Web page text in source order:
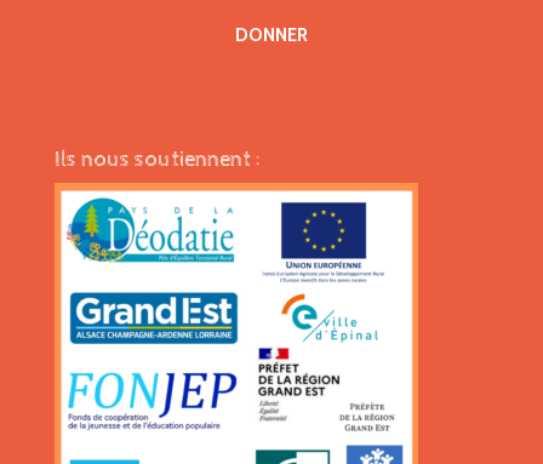
DONNER
Ils nous soutiennent :